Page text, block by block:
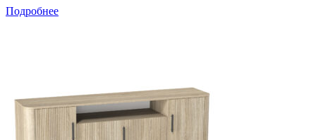
Подробнее